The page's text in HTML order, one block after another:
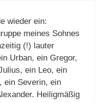
wieder ein:
meines Sohnes
(!) lauter
Urban, ein Gregor,
ein Leo, ein
ein Severin, ein
Heiligmäßig